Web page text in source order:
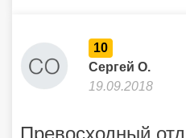
Кондиционер и сейф
каждый день, удобные
кухне, набор посуды. До
очень хороший, песчаный.